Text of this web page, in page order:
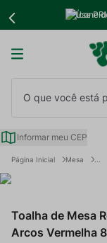
Use
Informar meu CEP
Mesa
Toalha de Mesa
Arcos Vermelha